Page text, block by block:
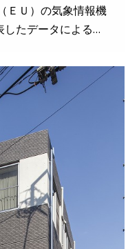
ＥＵ）の気象情報機
したデータによる…